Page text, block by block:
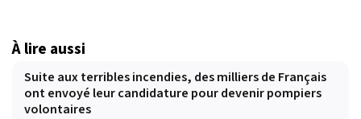
À lire aussi
Suite aux terribles incendies, des milliers de Français
ont envoyé leur candidature pour devenir pompiers
volontaires